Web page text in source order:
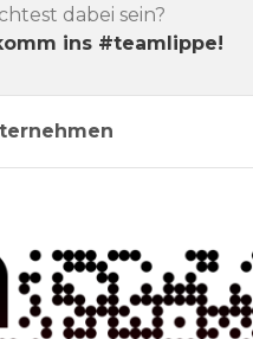
dabei sein?
ins #teamlippe!